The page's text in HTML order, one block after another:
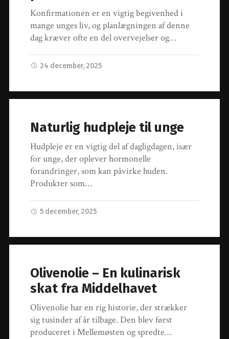
Konfirmationen er en vigtig begivenhed i
mange unges liv, og planlægningen af denne
dag kræver ofte en del overvejelser og…
24 december, 2025
Naturlig hudpleje til unge
Hudpleje er en vigtig del af dagligdagen, især
for unge, der oplever hormonelle
forandringer, som kan påvirke huden.
Produkter som…
5 december, 2025
Olivenolie – En kulinarisk
skat fra Middelhavet
Olivenolie har en rig historie, der strækker
sig tusinder af år tilbage. Den blev først
produceret i Mellemøsten og spredte…